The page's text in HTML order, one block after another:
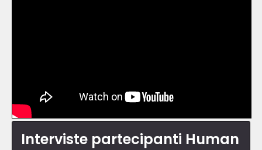
Interviste partecipanti Human